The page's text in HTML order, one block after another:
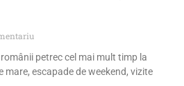
petrec cel mai mult timp la
escapade de weekend, vizite